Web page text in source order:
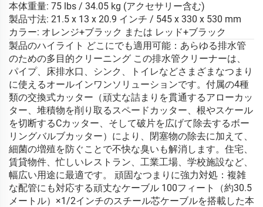
本体重量: 75 lbs / 34.05 kg (アクセサリー含む)
製品寸法: 21.5 x 13 x 20.9 インチ / 545 x 330 x 530 mm
カラー: オレンジ+ブラック または レッド+ブラック
製品のハイライト どこにでも適用可能：あらゆる排水管
のための多目的クリーニング この排水管クリーナーは、
パイプ、床排水口、シンク、トイレなどさまざまなつまり
に使えるオールインワンソリューションです。付属の4種
類の交換式カッター（頑丈な詰まりを貫通するアローカッ
ター、堆積物を削り取るスペードカッター、根やスケール
を切断するCカッター、そして破片を広げて除去するボー
リングバルブカッター）により、閉塞物の除去に加えて、
細菌の増殖を防ぐことで不快な臭いも解消します。住宅、
賃貸物件、忙しいレストラン、工業工場、学校施設など、
幅広い用途に最適です。 頑固なつまりに強力対処：複雑
な配管にも対応する頑丈なケーブル 100フィート（約30.5
メートル）×1/2インチのスチール芯ケーブルを搭載した本